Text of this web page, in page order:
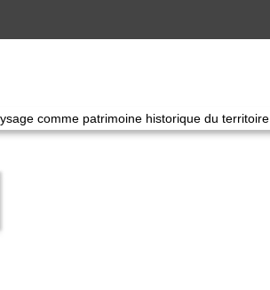
comme patrimoine historique du territoire